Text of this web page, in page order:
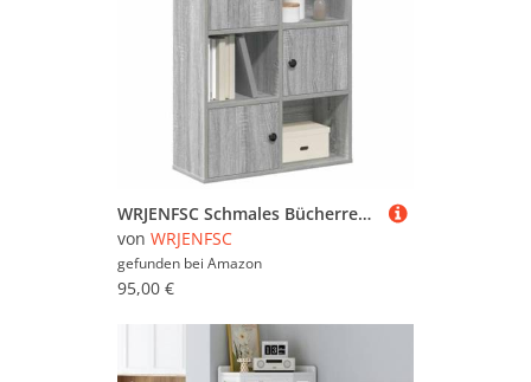
WRJENFSC Schmales Bücherregal Grau Sonoma 60x24x76,5 cm Holzwerkstoff Regalschrank mit Tür für Wohnzimmer, Büro oder Balkon
von WRJENFSC
gefunden bei Amazon
95,00 €